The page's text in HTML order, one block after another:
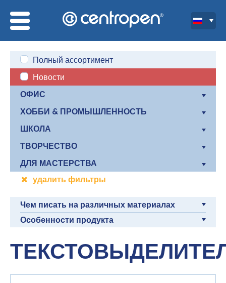
Полный ассортимент
Новости
ОФИС
ХОББИ & ПРОМЫШЛЕННОСТЬ
ШКОЛА
ТВОРЧЕСТВО
ДЛЯ МАСТЕРСТВА
удалить фильтры
Чем писать на различных материалах
Особенности продукта